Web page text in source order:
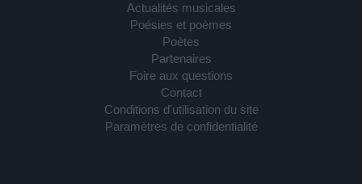
Actualités musicales
Poésies et poèmes
Poètes
Partenaires
Foire aux questions
Contact
Conditions d'utilisation du site
Paramètres de confidentialité